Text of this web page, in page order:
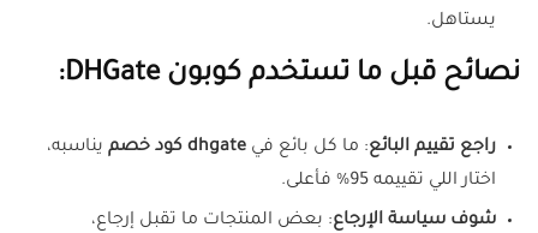
يستاهل.
نصائح قبل ما تستخدم كوبون DHGate :
راجع تقييم البائع: ما كل بائع في dhgate كود خصم
يناسبه،
اختار اللي تقييمه 95% فأعلى.
شوف سياسة الإرجاع: بعض المنتجات ما تقبل إرجاع،